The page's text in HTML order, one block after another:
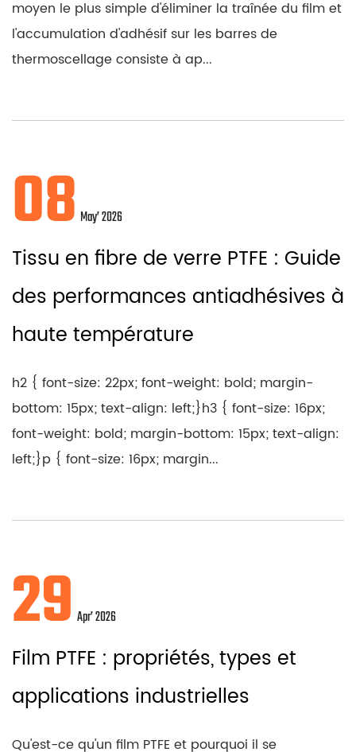
moyen le plus simple d'éliminer la traînée du film et
l'accumulation d'adhésif sur les barres de
thermoscellage consiste à ap...
08 May’ 2026
Tissu en fibre de verre PTFE : Guide
des performances antiadhésives à
haute température
h2 { font-size: 22px; font-weight: bold; margin-
bottom: 15px; text-align: left;}h3 { font-size: 16px;
font-weight: bold; margin-bottom: 15px; text-align:
left;}p { font-size: 16px; margin...
29 Apr’ 2026
Film PTFE : propriétés, types et
applications industrielles
Qu'est-ce qu'un film PTFE et pourquoi il se